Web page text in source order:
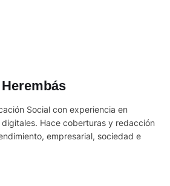
Social con experiencia en
Hace coberturas y redacción
empresarial, sociedad e